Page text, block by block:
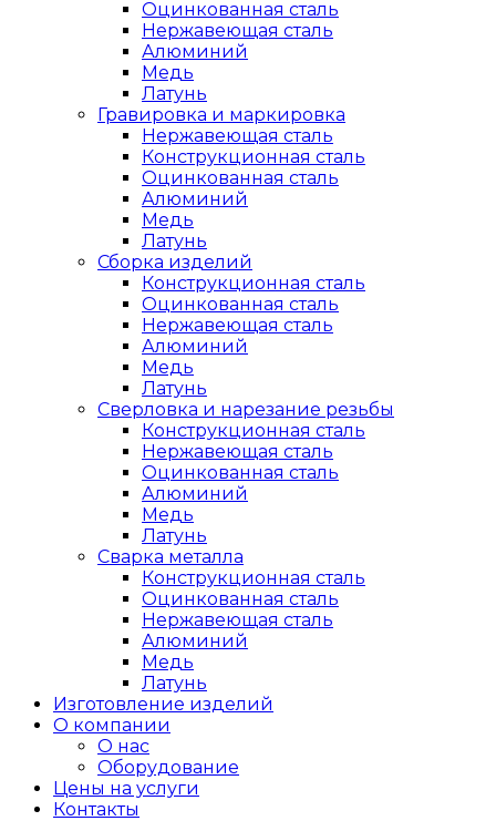
Оцинкованная сталь
Нержавеющая сталь
Алюминий
Медь
Латунь
Гравировка и маркировка
Нержавеющая сталь
Конструкционная сталь
Оцинкованная сталь
Алюминий
Медь
Латунь
Сборка изделий
Конструкционная сталь
Оцинкованная сталь
Нержавеющая сталь
Алюминий
Медь
Латунь
Сверловка и нарезание резьбы
Конструкционная сталь
Нержавеющая сталь
Оцинкованная сталь
Алюминий
Медь
Латунь
Сварка металла
Конструкционная сталь
Оцинкованная сталь
Нержавеющая сталь
Алюминий
Медь
Латунь
Изготовление изделий
О компании
О нас
Оборудование
Цены на услуги
Контакты